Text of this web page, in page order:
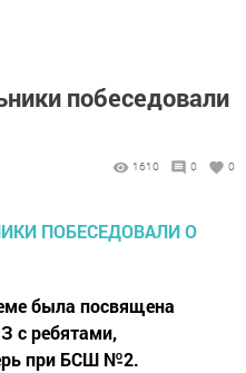
побеседовали
1610 0 0
была посвящена
с ребятами,
при БСШ №2.